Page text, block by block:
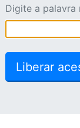
Digite a palavra